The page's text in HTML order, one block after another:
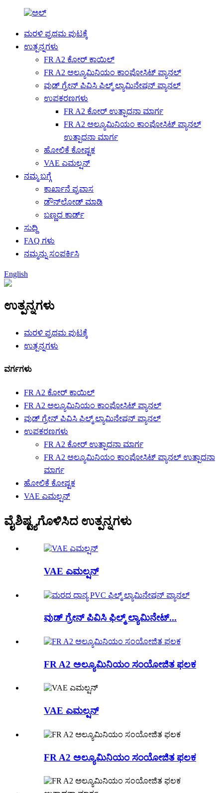
ಮರಳಿ ಪ್ರಥಮ ಪುಟಕ್ಕೆ
ಉತ್ಪನ್ನಗಳು
FR A2 ಕೋರ್ ಕಾಯಿಲ್
FR A2 ಅಲ್ಯೂಮಿನಿಯಂ ಕಾಂಪೋಸಿಟ್ ಪ್ಯಾನಲ್
ವುಡ್ ಗ್ರೇನ್ ಪಿವಿಸಿ ಫಿಲ್ಮ್ ಲ್ಯಾಮಿನೇಷನ್ ಪ್ಯಾನಲ್
ಉಪಕರಣಗಳು
FR A2 ಕೋರ್ ಉತ್ಪಾದನಾ ಮಾರ್ಗ
FR A2 ಅಲ್ಯೂಮಿನಿಯಂ ಕಾಂಪೋಸಿಟ್ ಪ್ಯಾನಲ್
ಉತ್ಪಾದನಾ ಮಾರ್ಗ
ಹೋಲಿಕೆ ಕೋಷ್ಟಕ
VAE ಎಮಲ್ಷನ್
ನಮ್ಮ ಬಗ್ಗೆ
ಕಾರ್ಖಾನೆ ಪ್ರವಾಸ
ಡೌನ್‌ಲೋಡ್ ಮಾಡಿ
ಬಣ್ಣದ ಕಾರ್ಡ್
ಸುದ್ದಿ
FAQ ಗಳು
ನಮ್ಮನ್ನು ಸಂಪರ್ಕಿಸಿ
English
ಉತ್ಪನ್ನಗಳು
ಮರಳಿ ಪ್ರಥಮ ಪುಟಕ್ಕೆ
ಉತ್ಪನ್ನಗಳು
ವರ್ಗಗಳು
FR A2 ಕೋರ್ ಕಾಯಿಲ್
FR A2 ಅಲ್ಯೂಮಿನಿಯಂ ಕಾಂಪೋಸಿಟ್ ಪ್ಯಾನಲ್
ವುಡ್ ಗ್ರೇನ್ ಪಿವಿಸಿ ಫಿಲ್ಮ್ ಲ್ಯಾಮಿನೇಷನ್ ಪ್ಯಾನಲ್
ಉಪಕರಣಗಳು
FR A2 ಕೋರ್ ಉತ್ಪಾದನಾ ಮಾರ್ಗ
FR A2 ಅಲ್ಯೂಮಿನಿಯಂ ಕಾಂಪೋಸಿಟ್ ಪ್ಯಾನಲ್ ಉತ್ಪಾದನಾ
ಮಾರ್ಗ
ಹೋಲಿಕೆ ಕೋಷ್ಟಕ
VAE ಎಮಲ್ಷನ್
ವೈಶಿಷ್ಟ್ಯಗೊಳಿಸಿದ ಉತ್ಪನ್ನಗಳು
VAE ಎಮಲ್ಷನ್
ವುಡ್ ಗ್ರೇನ್ ಪಿವಿಸಿ ಫಿಲ್ಮ್ ಲ್ಯಾಮಿನೇಟ್...
FR A2 ಅಲ್ಯೂಮಿನಿಯಂ ಸಂಯೋಜಿತ ಫಲಕ
VAE ಎಮಲ್ಷನ್
FR A2 ಅಲ್ಯೂಮಿನಿಯಂ ಸಂಯೋಜಿತ ಫಲಕ